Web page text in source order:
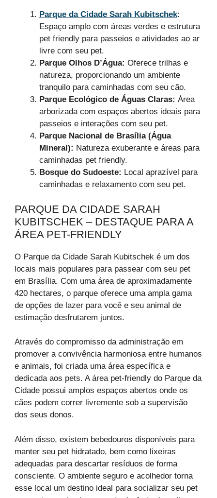
Parque da Cidade Sarah Kubitschek:
Espaço amplo com áreas verdes e estrutura
pet friendly para passeios e atividades ao ar
livre com seu pet.
Parque Olhos D’Água: Oferece trilhas e
natureza, proporcionando um ambiente
tranquilo para caminhadas com seu cão.
Parque Ecológico de Águas Claras: Área
arborizada com espaços abertos ideais para
passeios e interações com seu pet.
Parque Nacional de Brasília (Água
Mineral): Natureza exuberante e áreas para
caminhadas pet friendly.
Bosque do Sudoeste: Local aprazível para
caminhadas e relaxamento com seu pet.
PARQUE DA CIDADE SARAH
KUBITSCHEK – DESTAQUE PARA A
ÁREA PET-FRIENDLY
O Parque da Cidade Sarah Kubitschek é um dos
locais mais populares para passear com seu pet
em Brasília. Com uma área de aproximadamente
420 hectares, o parque oferece uma ampla gama
de opções de lazer para você e seu animal de
estimação desfrutarem juntos.
Através do compromisso da administração em
promover a convivência harmoniosa entre humanos
e animais, foi criada uma área específica e
dedicada aos pets. A área pet-friendly do Parque da
Cidade possui amplos espaços abertos onde os
cães podem correr livremente sob a supervisão
dos seus donos.
Além disso, existem bebedouros disponíveis para
manter seu pet hidratado, bem como lixeiras
adequadas para descartar resíduos de forma
consciente. O ambiente seguro e acolhedor torna
esse local um destino ideal para socializar seu pet